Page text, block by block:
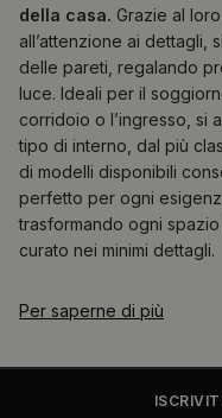
della casa. Grazie al
all’attenzione ai dettagli,
delle pareti, regalando
luce. Ideali per il
corridoio o l’ingresso, si
tipo di interno, dal più
di modelli disponibili
perfetto per ogni
trasformando ogni
curato nei minimi dettagli.
Per saperne di più